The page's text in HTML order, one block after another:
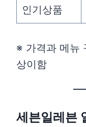
인기상품
※ 가격과 메뉴
상이함
세븐일레븐